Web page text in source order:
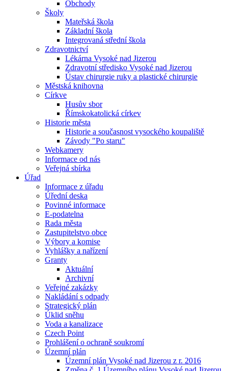
Obchody
Školy
Mateřská škola
Základní škola
Integrovaná střední škola
Zdravotnictví
Lékárna Vysoké nad Jizerou
Zdravotní středisko Vysoké nad Jizerou
Ústav chirurgie ruky a plastické chirurgie
Městská knihovna
Církve
Husův sbor
Římskokatolická církev
Historie města
Historie a současnost vysockého koupaliště
Závody "Po staru"
Webkamery
Informace od nás
Veřejná sbírka
Úřad
Informace z úřadu
Úřední deska
Povinné informace
E-podatelna
Rada města
Zastupitelstvo obce
Výbory a komise
Vyhlášky a nařízení
Granty
Aktuální
Archivní
Veřejné zakázky
Nakládání s odpady
Strategický plán
Úklid sněhu
Voda a kanalizace
Czech Point
Prohlášení o ochraně soukromí
Územní plán
Územní plán Vysoké nad Jizerou z r. 2016